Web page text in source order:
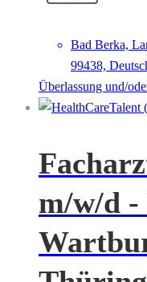
Bad Berka,
99438,
Überlassung und/
m/w/d -